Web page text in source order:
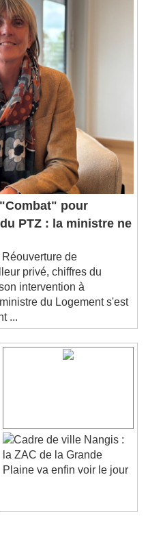
"Combat" pour
PTZ : la ministre ne
de
privé, chiffres du
intervention à
du Logement s'est
...
Nangis :
la ZAC de la Grande